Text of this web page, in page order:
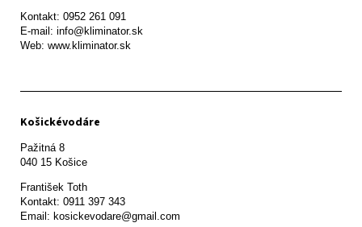
Kontakt: 0952 261 091
E-mail: info@kliminator.sk
Web: www.kliminator.sk
Košickévodáre
Pažitná 8
František Toth
Kontakt: 0911 397 343
Email: kosickevodare@gmail.com